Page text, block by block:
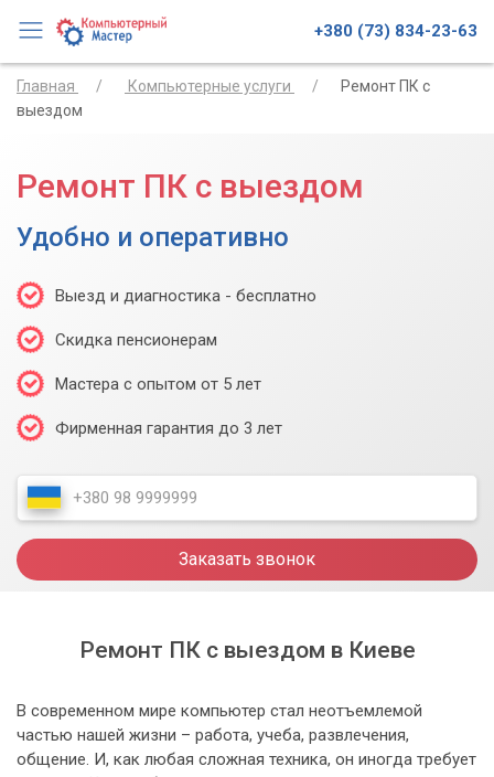
+380 (73) 834-23-63
Главная Компьютерные услуги
Ремонт ПК с
выездом
Ремонт ПК с выездом
Удобно и оперативно
Выезд и диагностика - бесплатно
Скидка пенсионерам
Мастера с опытом от 5 лет
Фирменная гарантия до 3 лет
Заказать звонок
Ремонт ПК с выездом в Киеве
В современном мире компьютер стал неотъемлемой
частью нашей жизни – работа, учеба, развлечения,
общение. И, как любая сложная техника, он иногда требует